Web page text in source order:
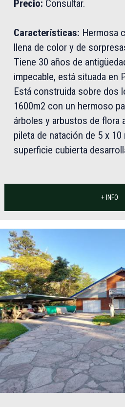
Precio: Consultar.
Características: Hermosa
llena de color y de
Tiene 30 años de
impecable, está situada en
Está construida sobre dos
1600m2 con un hermoso
árboles y arbustos de flora
pileta de natación de 5 x 10
superficie cubierta
+ INFO